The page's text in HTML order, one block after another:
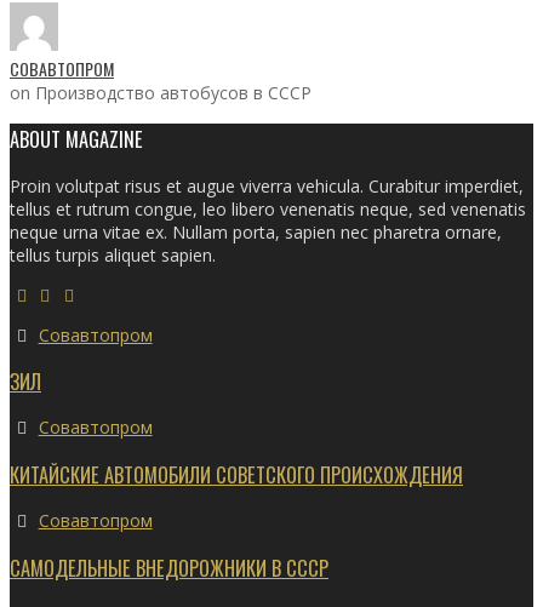
СОВАВТОПРОМ
on Производство автобусов в СССР
ABOUT MAGAZINE
Proin volutpat risus et augue viverra vehicula. Curabitur imperdiet,
tellus et rutrum congue, leo libero venenatis neque, sed venenatis
neque urna vitae ex. Nullam porta, sapien nec pharetra ornare,
tellus turpis aliquet sapien.
Совавтопром
ЗИЛ
Совавтопром
КИТАЙСКИЕ АВТОМОБИЛИ СОВЕТСКОГО ПРОИСХОЖДЕНИЯ
Совавтопром
САМОДЕЛЬНЫЕ ВНЕДОРОЖНИКИ В СССР